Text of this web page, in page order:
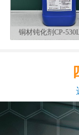
铜材钝化剂CP-